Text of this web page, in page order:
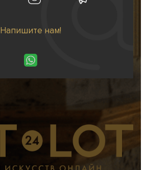
Напишите нам!